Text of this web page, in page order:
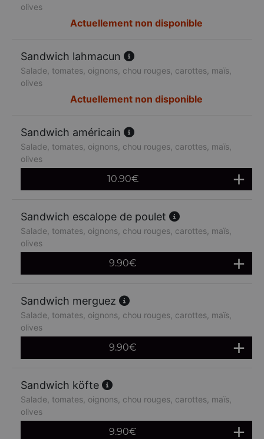
olives
Actuellement non disponible
Sandwich lahmacun
Salade, tomates, oignons, chou rouges, carottes, maïs,
olives
Actuellement non disponible
Sandwich américain
Salade, tomates, oignons, chou rouges, carottes, maïs,
olives
10.90€
Sandwich escalope de poulet
Salade, tomates, oignons, chou rouges, carottes, maïs,
olives
9.90€
Sandwich merguez
Salade, tomates, oignons, chou rouges, carottes, maïs,
olives
9.90€
Sandwich köfte
Salade, tomates, oignons, chou rouges, carottes, maïs,
olives
9.90€